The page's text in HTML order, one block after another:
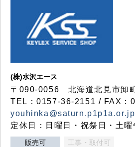
(株)水沢エース
〒090-0056 北海道北見市卸
TEL：0157-36-2151 / FAX：
youhinka@saturn.p1p1a.or.jp
定休日：日曜日・祝祭日・土曜
販売可 工事・取付可